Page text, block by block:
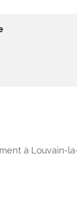
à Louvain-